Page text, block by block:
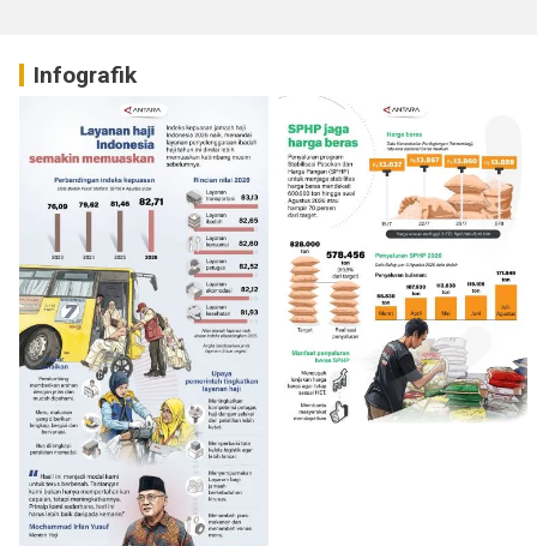
Infografik